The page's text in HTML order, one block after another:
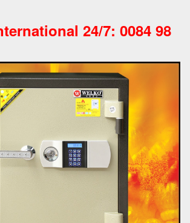
24/7: 0084 98